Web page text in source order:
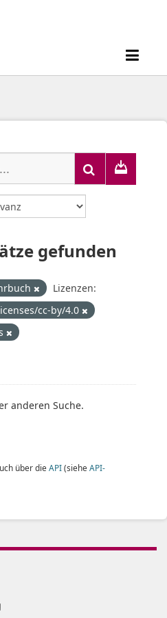
gefunden
Lizenzen:
cc-by/4.0
anderen Suche.
über die API(siehe API-